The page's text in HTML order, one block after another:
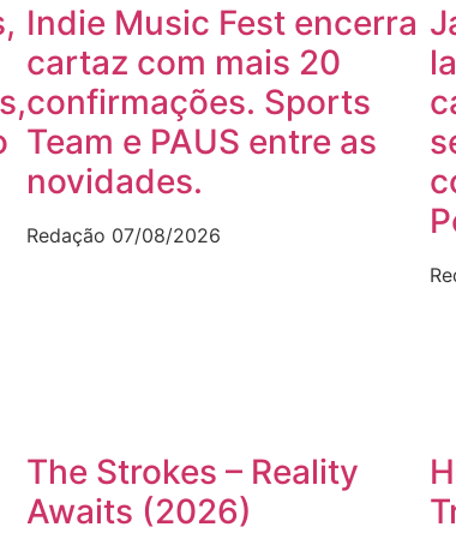
Indie Music Fest encerra
cartaz com mais 20
confirmações. Sports
Team e PAUS entre as
novidades.
Redação 07/08/2026
The Strokes – Reality
Awaits (2026)